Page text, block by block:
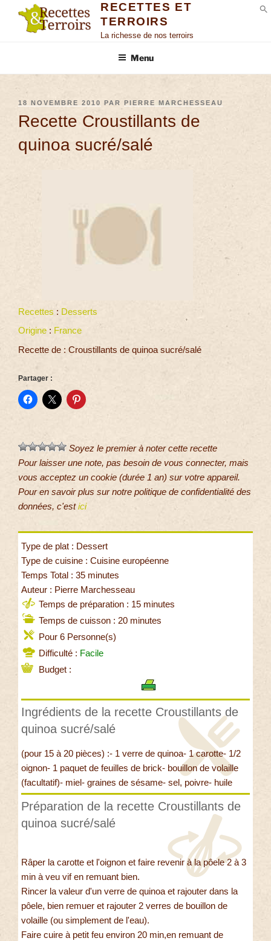
RECETTES ET
TERROIRS
La richesse de nos terroirs
Menu
18 NOVEMBRE 2010 PAR PIERRE MARCHESSEAU
Recette Croustillants de
quinoa sucré/salé
Recettes : Desserts
Origine : France
Recette de : Croustillants de quinoa sucré/salé
Partager :
Soyez le premier à noter cette recette
Pour laisser une note, pas besoin de vous connecter, mais
vous acceptez un cookie (durée 1 an) sur votre appareil.
Pour en savoir plus sur notre politique de confidentialité des
données, c'estici
Type de plat : Dessert
Type de cuisine : Cuisine européenne
Temps Total : 35 minutes
Auteur : Pierre Marchesseau
Temps de préparation : 15 minutes
Temps de cuisson : 20 minutes
Pour 6 Personne(s)
Difficulté : Facile
Budget :
Ingrédients de la recette Croustillants de
quinoa sucré/salé
(pour 15 à 20 pièces) :- 1 verre de quinoa- 1 carotte- 1/2
oignon- 1 paquet de feuilles de brick- bouillon de volaille
(facultatif)- miel- graines de sésame- sel, poivre- huile
Préparation de la recette Croustillants de
quinoa sucré/salé
Râper la carotte et l'oignon et faire revenir à la pôele 2 à 3
min à veu vif en remuant bien.
Rincer la valeur d'un verre de quinoa et rajouter dans la
pôele, bien remuer et rajouter 2 verres de bouillon de
volaille (ou simplement de l'eau).
Faire cuire à petit feu environ 20 min,en remuant de